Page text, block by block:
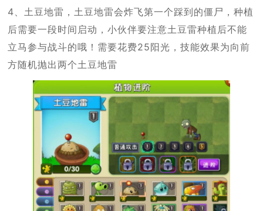
4、土豆地雷，土豆地雷会炸飞第一个踩到的僵尸，种植
后需要一段时间启动，小伙伴要注意土豆雷种植后不能
立马参与战斗的哦！需要花费25阳光，技能效果为向前
方随机抛出两个土豆地雷